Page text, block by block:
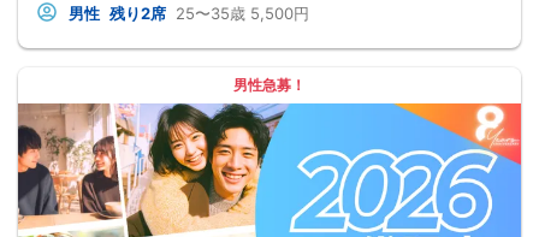
男性 残り2席 25〜35歳 5,500円
男性急募！